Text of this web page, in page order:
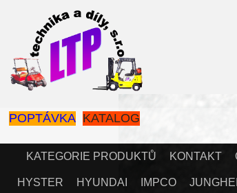
POPTÁVKA KATALOG
KATEGORIE PRODUKTŮ KONTAKT
HYSTER HYUNDAI IMPCO